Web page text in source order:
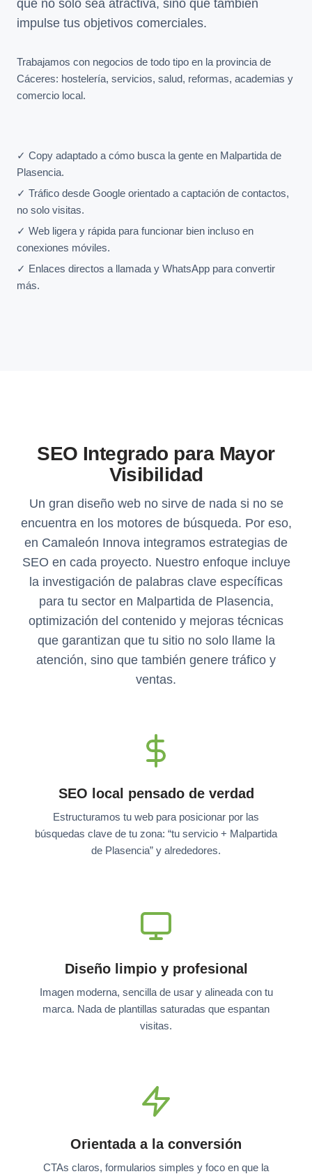
que no solo sea atractiva, sino que también
impulse tus objetivos comerciales.
Trabajamos con negocios de todo tipo en la provincia de
Cáceres: hostelería, servicios, salud, reformas, academias y
comercio local.
✓ Copy adaptado a cómo busca la gente en Malpartida de
Plasencia.
✓ Tráfico desde Google orientado a captación de contactos,
no solo visitas.
✓ Web ligera y rápida para funcionar bien incluso en
conexiones móviles.
✓ Enlaces directos a llamada y WhatsApp para convertir
más.
SEO Integrado para Mayor
Visibilidad
Un gran diseño web no sirve de nada si no se
encuentra en los motores de búsqueda. Por eso,
en Camaleón Innova integramos estrategias de
SEO en cada proyecto. Nuestro enfoque incluye
la investigación de palabras clave específicas
para tu sector en Malpartida de Plasencia,
optimización del contenido y mejoras técnicas
que garantizan que tu sitio no solo llame la
atención, sino que también genere tráfico y
ventas.
SEO local pensado de verdad
Estructuramos tu web para posicionar por las
búsquedas clave de tu zona: “tu servicio + Malpartida
de Plasencia” y alrededores.
Diseño limpio y profesional
Imagen moderna, sencilla de usar y alineada con tu
marca. Nada de plantillas saturadas que espantan
visitas.
Orientada a la conversión
CTAs claros, formularios simples y foco en que la